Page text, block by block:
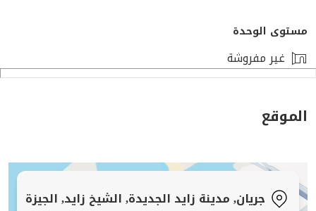
مستوى الوحدة
غير مفروشة
الموقع
جريان, مدينة زايد الجديدة, الشيخ زايد, الجيزة